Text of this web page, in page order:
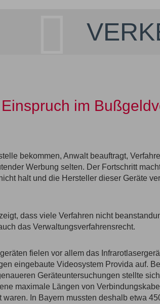
im
bekommen, Anwalt beauftragt,
Werbung selten. Der Fortschritt
halt und die Hersteller dieser Geräte
dass viele Verfahren nicht
das Verwaltungsverfahrensrecht.
fielen vor allem das
eingebaute Videosystem Provida auf.
Geräteuntersuchungen stellte
maximale Längen von
In Bayern mussten deshalb etwa